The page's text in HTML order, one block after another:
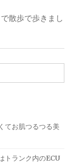
散歩で歩きまし
てお肌つるつる美
トランク内のECU